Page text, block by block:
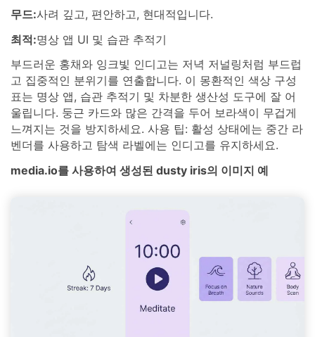
무드:사려 깊고, 편안하고, 현대적입니다.
최적:명상 앱 UI 및 습관 추적기
부드러운 홍채와 잉크빛 인디고는 저녁 저널링처럼 부드럽
고 집중적인 분위기를 연출합니다. 이 몽환적인 색상 구성
표는 명상 앱, 습관 추적기 및 차분한 생산성 도구에 잘 어
울립니다. 둥근 카드와 많은 간격을 두어 보라색이 무겁게
느껴지는 것을 방지하세요. 사용 팁: 활성 상태에는 중간 라
벤더를 사용하고 탐색 라벨에는 인디고를 유지하세요.
media.io를 사용하여 생성된 dusty iris의 이미지 예